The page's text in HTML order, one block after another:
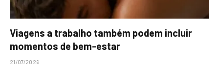
Viagens a trabalho também podem incluir
momentos de bem-estar
21/07/2026